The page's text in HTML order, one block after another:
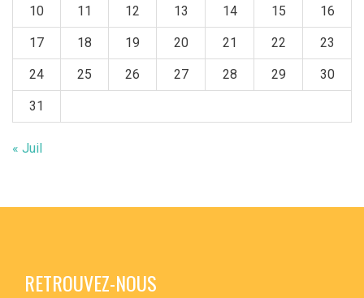
10 11 12 13 14 15 16
17 18 19 20 21 22 23
24 25 26 27 28 29 30
31
« Juil
RETROUVEZ-NOUS